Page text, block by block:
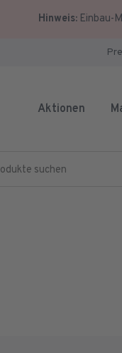
Hinweis:Einbau-
Aktionen
suchen